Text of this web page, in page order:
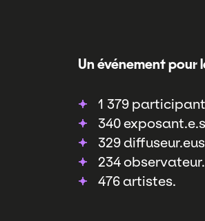
Un événement pour
1 379
340
329
234
476 artistes.